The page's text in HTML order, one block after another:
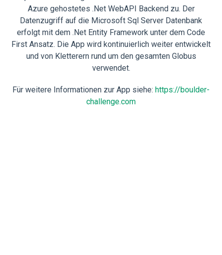
Azure gehostetes .Net WebAPI Backend zu. Der
Datenzugriff auf die Microsoft Sql Server Datenbank
erfolgt mit dem .Net Entity Framework unter dem Code
First Ansatz. Die App wird kontinuierlich weiter entwickelt
und von Kletterern rund um den gesamten Globus
verwendet.
Für weitere Informationen zur App siehe: https://boulder-
challenge.com